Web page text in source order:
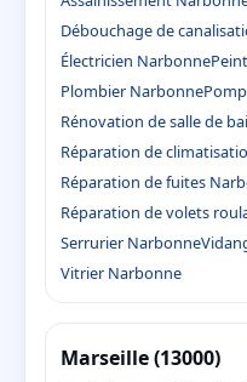
Débouchage de
Électricien Narbonne
Plombier Narbonne
Rénovation de salle de
Réparation de
Réparation de fuites
Réparation de volets
Serrurier Narbonne
Vitrier Narbonne
Marseille (13000)